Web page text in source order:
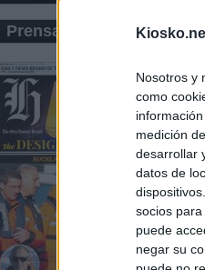
Nosotros y
como
medición
desarrollar
datos de
socios
puede
negar su
Prensa de Información